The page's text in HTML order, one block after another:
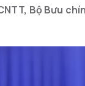
Bộ Bưu